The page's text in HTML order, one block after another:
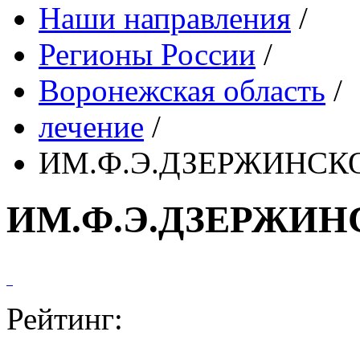
Наши направления /
Регионы России /
Воронежская область /
лечение /
Рейтинг: